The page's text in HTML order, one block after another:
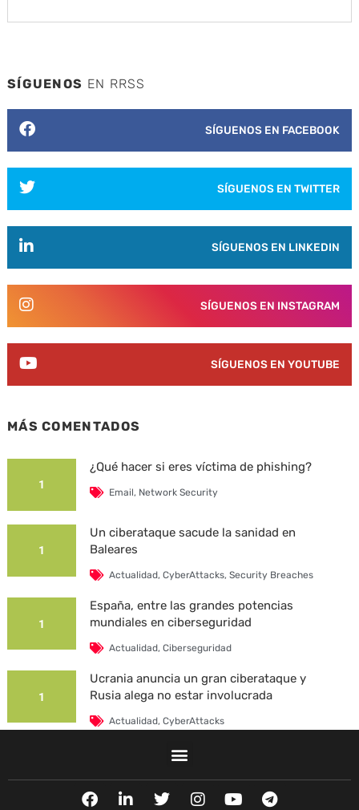
SÍGUENOS EN RRSS
SÍGUENOS EN FACEBOOK
SÍGUENOS EN TWITTER
SÍGUENOS EN LINKEDIN
SÍGUENOS EN INSTAGRAM
SÍGUENOS EN YOUTUBE
MÁS COMENTADOS
1
¿Qué hacer si eres víctima de phishing?
Email, Network Security
1
Un ciberataque sacude la sanidad en
Baleares
Actualidad,CyberAttacks,Security Breaches
1
España, entre las grandes potencias
mundiales en ciberseguridad
Actualidad,Ciberseguridad
1
Ucrania anuncia un gran ciberataque y
Rusia alega no estar involucrada
Actualidad,CyberAttacks
La Universidad Autónoma de Barcelona es
Actualidad,CyberAttacks,Security Breaches
F
a
L
i
T
w
I
n
Y
o
T
e